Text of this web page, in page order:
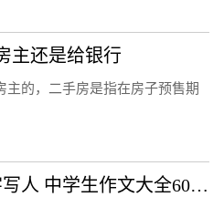
主还是给银行
的，二手房是指在房子预售期
中学生作文大全600字写人 中学生作文大全600字